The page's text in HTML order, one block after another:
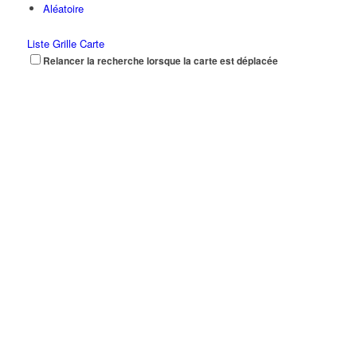
Aléatoire
Liste Grille Carte
Relancer la recherche lorsque la carte est déplacée